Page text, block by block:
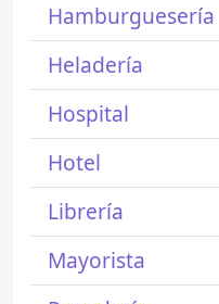
Hamburguesería
Heladería
Hospital
Hotel
Librería
Mayorista